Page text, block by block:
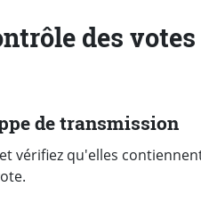
des
de transmission
vérifiez qu'elles